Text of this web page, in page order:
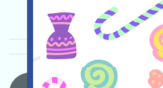
重要程度:★★★☆3.5
Nexys-NEXYS 语言：